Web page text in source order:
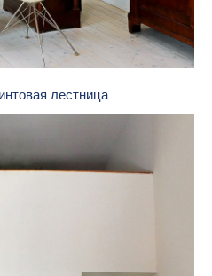
лестница